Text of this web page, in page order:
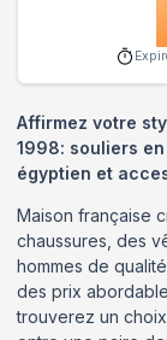
Affirmez votre
1998: souliers
égyptien et
Maison française
chaussures, des
hommes de
des prix
trouverez un